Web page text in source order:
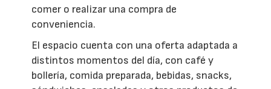
comer o realizar una compra de
conveniencia.
El espacio cuenta con una oferta adaptada a
distintos momentos del día, con café y
bollería, comida preparada, bebidas, snacks,